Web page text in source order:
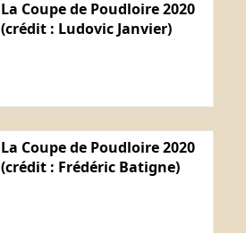
La Coupe de Poudloire 2020
(crédit : Ludovic Janvier)
La Coupe de Poudloire 2020
(crédit : Frédéric Batigne)